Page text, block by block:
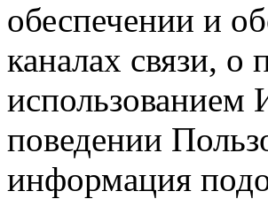
обеспечении и
каналах связи, о
использованием
поведении
информация